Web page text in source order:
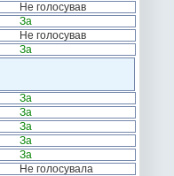
Не голосував
За
Не голосував
За
За
За
За
За
За
Не голосувала